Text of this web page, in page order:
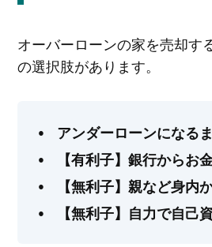
オーバーローンの家を売却す
の選択肢があります。
アンダーローンになる
【有利子】銀行からお
【無利子】親など身内
【無利子】自力で自己